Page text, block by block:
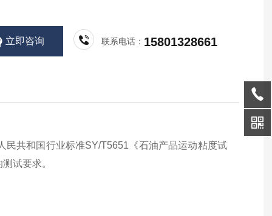
立即咨询 联系电话： 15801328661
共和国行业标准SY/T5651《石油产品运动粘度试
试要求。